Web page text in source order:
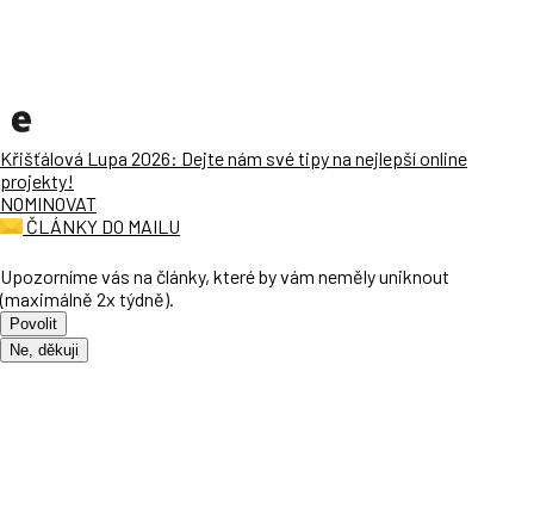
Křišťálová Lupa 2026: Dejte nám své tipy na nejlepší online
projekty!
NOMINOVAT
ČLÁNKY DO MAILU
Upozorníme vás na články, které by vám neměly uniknout
(maximálně 2x týdně).
Povolit
Ne, děkuji